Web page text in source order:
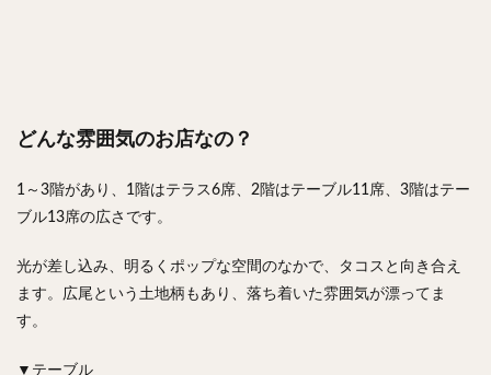
どんな雰囲気のお店なの？
1～3階があり、1階はテラス6席、2階はテーブル11席、3階はテー
ブル13席の広さです。
光が差し込み、明るくポップな空間のなかで、タコスと向き合え
ます。広尾という土地柄もあり、落ち着いた雰囲気が漂ってま
す。
▼テーブル